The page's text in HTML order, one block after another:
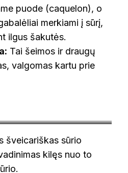
puode (caquelon), o
merkiami į sūrį,
ilgus šakutės.
Tai šeimos ir draugų
valgomas kartu prie
šveicariškas sūrio
kilęs nuo to